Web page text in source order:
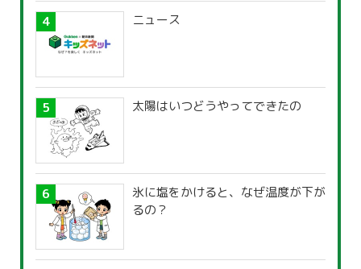
ニュース
太陽はいつどうやってできたの
氷に塩をかけると、なぜ温度が下が
るの？